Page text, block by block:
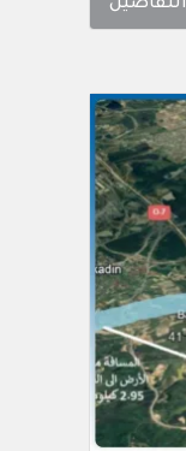
التفاصيل